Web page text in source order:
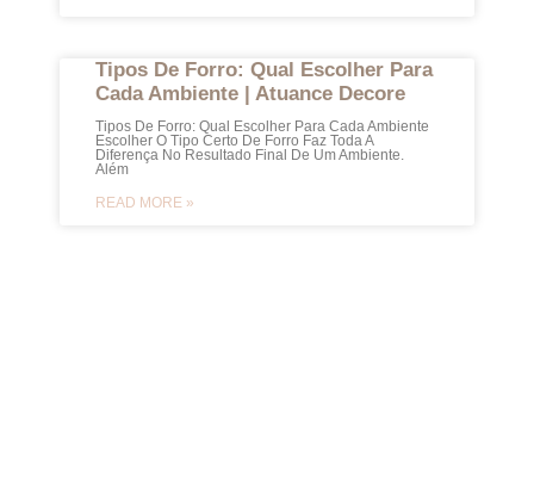
Tipos De Forro: Qual Escolher Para
Cada Ambiente | Atuance Decore
Tipos De Forro: Qual Escolher Para Cada Ambiente
Escolher O Tipo Certo De Forro Faz Toda A
Diferença No Resultado Final De Um Ambiente.
Além
READ MORE »